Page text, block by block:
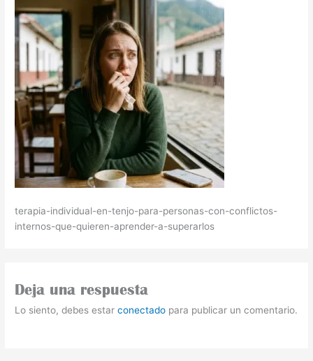
terapia-individual-en-tenjo-para-personas-con-conflictos-
internos-que-quieren-aprender-a-superarlos
Deja una respuesta
Lo siento, debes estarconectado para publicar un comentario.